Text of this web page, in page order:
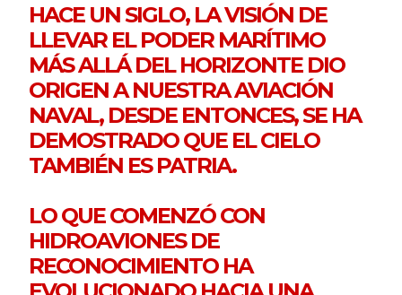
HACE UN SIGLO, LA VISIÓN DE
LLEVAR EL PODER MARÍTIMO
MÁS ALLÁ DEL HORIZONTE DIO
ORIGEN A NUESTRA AVIACIÓN
NAVAL, DESDE ENTONCES, SE HA
DEMOSTRADO QUE EL CIELO
TAMBIÉN ES PATRIA.
LO QUE COMENZÓ CON
HIDROAVIONES DE
RECONOCIMIENTO HA